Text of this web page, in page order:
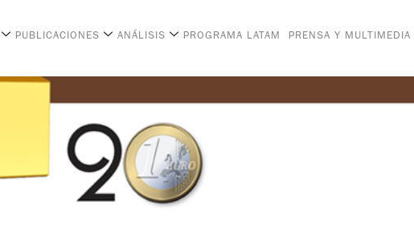
PUBLICACIONES ANÁLISIS PROGRAMA LATAM PRENSA Y MULTIMEDIA
mirada atrás y